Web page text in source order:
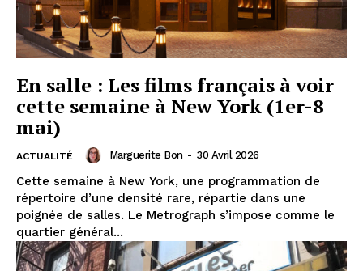
En salle : Les films français à voir
cette semaine à New York (1er-8
mai)
ACTUALITÉ Marguerite Bon - 30 Avril 2026
Cette semaine à New York, une programmation de
répertoire d’une densité rare, répartie dans une
poignée de salles. Le Metrograph s’impose comme le
quartier général...